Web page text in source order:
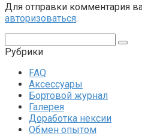
Для отправки комментария
авторизоваться.
Рубрики
FAQ
Аксессуары
Бортовой журнал
Галерея
Доработка нексии
Обмен опытом